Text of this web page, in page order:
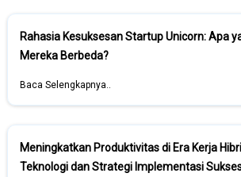
Rahasia Kesuksesan Startup Unicorn: Apa
Mereka Berbeda?
Baca Selengkapnya..
Meningkatkan Produktivitas di Era Kerja
Teknologi dan Strategi Implementasi